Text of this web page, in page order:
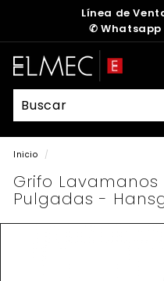
Línea de
✆ Whatsapp
E
L
M
E
C
Inicio /
Grifo
Pulgadas -